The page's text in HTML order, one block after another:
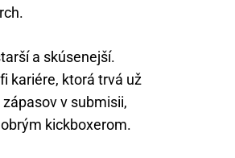
a skúsenejší.
kariére, ktorá trvá už
v submisii,
kickboxerom.